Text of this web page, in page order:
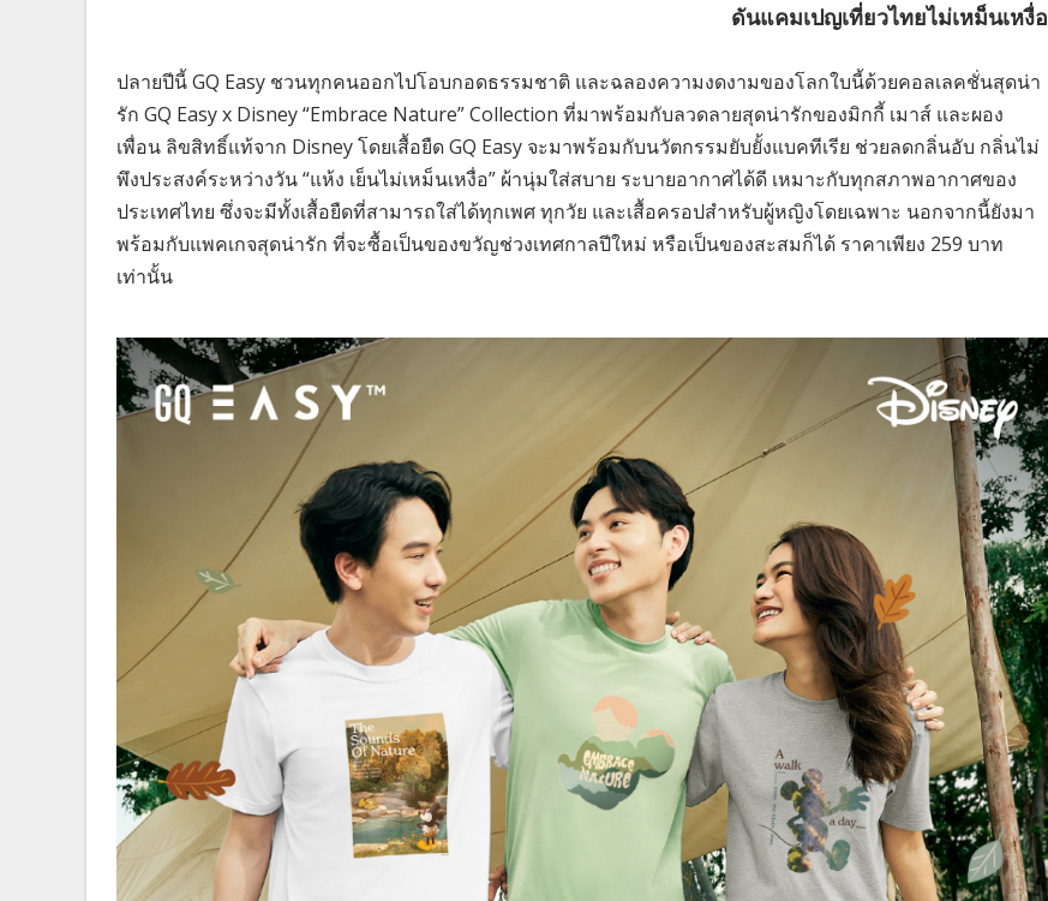
ดันแคมเปญเที่ยวไทยไม่เหม็นเหงื่อ
ปลายปีนี้ GQ Easy ชวนทุกคนออกไปโอบกอดธรรมชาติ และฉลองความงดงามของโลกใบนี้ด้วยคอลเลคชั่นสุดน่า
รัก GQ Easy x Disney “Embrace Nature” Collection ที่มาพร้อมกับลวดลายสุดน่ารักของมิกกี้ เมาส์ และผอง
เพื่อน ลิขสิทธิ์แท้จาก Disney โดยเสื้อยืด GQ Easy จะมาพร้อมกับนวัตกรรมยับยั้งแบคทีเรีย ช่วยลดกลิ่นอับ กลิ่นไม่
พึงประสงค์ระหว่างวัน “แห้ง เย็นไม่เหม็นเหงื่อ” ผ้านุ่มใส่สบาย ระบายอากาศได้ดี เหมาะกับทุกสภาพอากาศของ
ประเทศไทย ซึ่งจะมีทั้งเสื้อยืดที่สามารถใส่ได้ทุกเพศ ทุกวัย และเสื้อครอปสำหรับผู้หญิงโดยเฉพาะ นอกจากนี้ยังมา
พร้อมกับแพคเกจสุดน่ารัก ที่จะซื้อเป็นของขวัญช่วงเทศกาลปีใหม่ หรือเป็นของสะสมก็ได้ ราคาเพียง 259 บาท
เท่านั้น